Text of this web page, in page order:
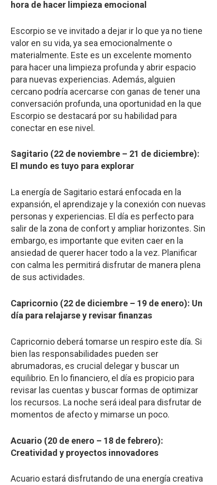
hora de hacer limpieza emocional
Escorpio se ve invitado a dejar ir lo que ya no tiene
valor en su vida, ya sea emocionalmente o
materialmente. Este es un excelente momento
para hacer una limpieza profunda y abrir espacio
para nuevas experiencias. Además, alguien
cercano podría acercarse con ganas de tener una
conversación profunda, una oportunidad en la que
Escorpio se destacará por su habilidad para
conectar en ese nivel.
Sagitario (22 de noviembre – 21 de diciembre):
El mundo es tuyo para explorar
La energía de Sagitario estará enfocada en la
expansión, el aprendizaje y la conexión con nuevas
personas y experiencias. El día es perfecto para
salir de la zona de confort y ampliar horizontes. Sin
embargo, es importante que eviten caer en la
ansiedad de querer hacer todo a la vez. Planificar
con calma les permitirá disfrutar de manera plena
de sus actividades.
Capricornio (22 de diciembre – 19 de enero): Un
día para relajarse y revisar finanzas
Capricornio deberá tomarse un respiro este día. Si
bien las responsabilidades pueden ser
abrumadoras, es crucial delegar y buscar un
equilibrio. En lo financiero, el día es propicio para
revisar las cuentas y buscar formas de optimizar
los recursos. La noche será ideal para disfrutar de
momentos de afecto y mimarse un poco.
Acuario (20 de enero – 18 de febrero):
Creatividad y proyectos innovadores
Acuario estará disfrutando de una energía creativa